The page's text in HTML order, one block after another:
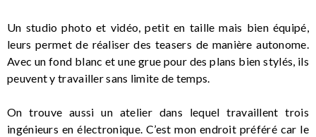
Un studio photo et vidéo, petit en taille mais bien équipé,
leurs permet de réaliser des teasers de manière autonome.
Avec un fond blanc et une grue pour des plans bien stylés, ils
peuvent y travailler sans limite de temps.
On trouve aussi un atelier dans lequel travaillent trois
ingénieurs en électronique. C’est mon endroit préféré car le